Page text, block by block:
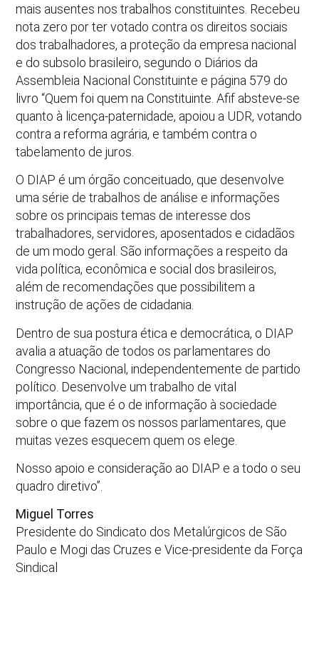
mais ausentes nos trabalhos constituintes. Recebeu
nota zero por ter votado contra os direitos sociais
dos trabalhadores, a proteção da empresa nacional
e do subsolo brasileiro, segundo o Diários da
Assembleia Nacional Constituinte e página 579 do
livro “Quem foi quem na Constituinte. Afif absteve-se
quanto à licença-paternidade, apoiou a UDR, votando
contra a reforma agrária, e também contra o
tabelamento de juros.
O DIAP é um órgão conceituado, que desenvolve
uma série de trabalhos de análise e informações
sobre os principais temas de interesse dos
trabalhadores, servidores, aposentados e cidadãos
de um modo geral. São informações a respeito da
vida política, econômica e social dos brasileiros,
além de recomendações que possibilitem a
instrução de ações de cidadania.
Dentro de sua postura ética e democrática, o DIAP
avalia a atuação de todos os parlamentares do
Congresso Nacional, independentemente de partido
político. Desenvolve um trabalho de vital
importância, que é o de informação à sociedade
sobre o que fazem os nossos parlamentares, que
muitas vezes esquecem quem os elege.
Nosso apoio e consideração ao DIAP e a todo o seu
quadro diretivo”.
Miguel Torres
Presidente do Sindicato dos Metalúrgicos de São
Paulo e Mogi das Cruzes e Vice-presidente da Força
Sindical